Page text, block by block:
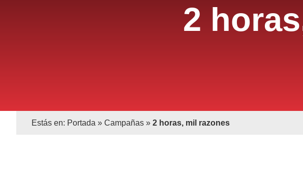
2
Estás en: Portada » Campañas » 2 horas, mil razones